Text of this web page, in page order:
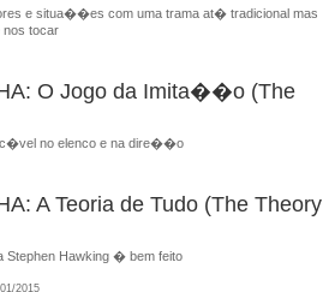
e situa��es com uma trama at� tradicional mas
nos tocar
O Jogo da Imita��o (The
no elenco e na dire��o
A Teoria de Tudo (The Theory
Stephen Hawking � bem feito
2015